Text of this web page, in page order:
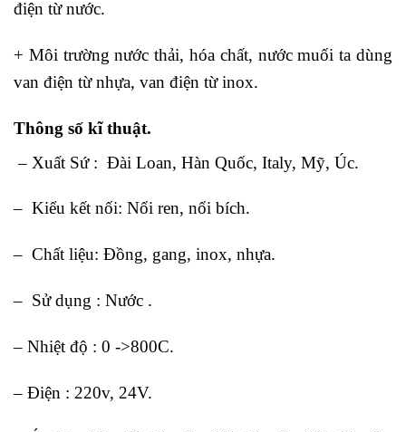
điện từ nước.
+ Môi trường nước thải, hóa chất, nước muối ta dùng
van điện từ nhựa, van điện từ inox.
Thông số kĩ thuật.
– Xuất Sứ : Đài Loan, Hàn Quốc, Italy, Mỹ, Úc.
– Kiểu kết nối: Nối ren, nối bích.
– Chất liệu: Đồng, gang, inox, nhựa.
– Sử dụng : Nước .
– Nhiệt độ : 0 ->800C.
– Điện : 220v, 24V.